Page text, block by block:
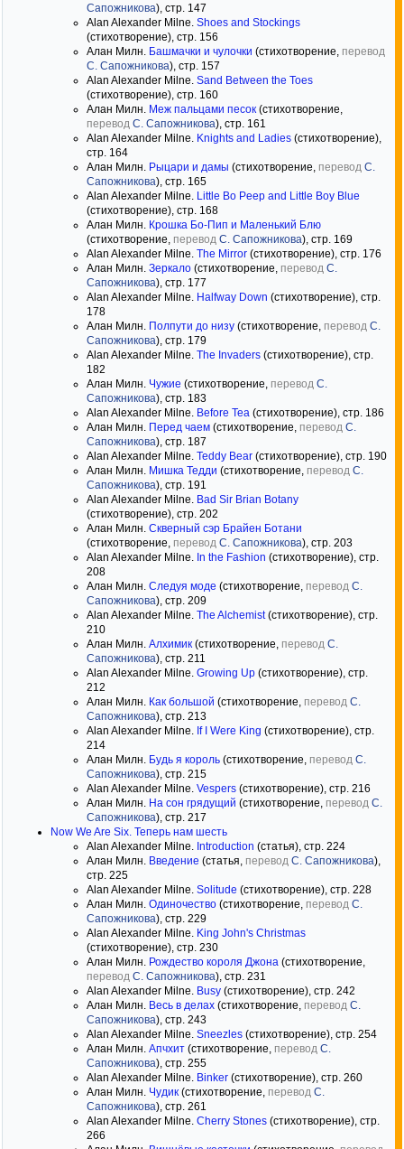
Сапожникова), стр. 147
Alan Alexander Milne. Shoes and Stockings
(стихотворение), стр. 156
Алан Милн. Башмачки и чулочки (стихотворение, перевод
С. Сапожникова), стр. 157
Alan Alexander Milne. Sand Between the Toes
(стихотворение), стр. 160
Алан Милн. Меж пальцами песок (стихотворение,
перевод С. Сапожникова), стр. 161
Alan Alexander Milne. Knights and Ladies (стихотворение),
стр. 164
Алан Милн. Рыцари и дамы (стихотворение, перевод С.
Сапожникова), стр. 165
Alan Alexander Milne. Little Bo Peep and Little Boy Blue
(стихотворение), стр. 168
Алан Милн. Крошка Бо-Пип и Маленький Блю
(стихотворение, перевод С. Сапожникова), стр. 169
Alan Alexander Milne. The Mirror (стихотворение), стр. 176
Алан Милн. Зеркало (стихотворение, перевод С.
Сапожникова), стр. 177
Alan Alexander Milne. Halfway Down (стихотворение), стр.
178
Алан Милн. Полпути до низу (стихотворение, перевод С.
Сапожникова), стр. 179
Alan Alexander Milne. The Invaders (стихотворение), стр.
182
Алан Милн. Чужие (стихотворение, перевод С.
Сапожникова), стр. 183
Alan Alexander Milne. Before Tea (стихотворение), стр. 186
Алан Милн. Перед чаем (стихотворение, перевод С.
Сапожникова), стр. 187
Alan Alexander Milne. Teddy Bear (стихотворение), стр. 190
Алан Милн. Мишка Тедди (стихотворение, перевод С.
Сапожникова), стр. 191
Alan Alexander Milne. Bad Sir Brian Botany
(стихотворение), стр. 202
Алан Милн. Скверный сэр Брайен Ботани
(стихотворение, перевод С. Сапожникова), стр. 203
Alan Alexander Milne. In the Fashion (стихотворение), стр.
208
Алан Милн. Следуя моде (стихотворение, перевод С.
Сапожникова), стр. 209
Alan Alexander Milne. The Alchemist(стихотворение), стр.
210
Алан Милн. Алхимик (стихотворение, перевод С.
Сапожникова), стр. 211
Alan Alexander Milne. Growing Up (стихотворение), стр.
212
Алан Милн. Как большой (стихотворение, перевод С.
Сапожникова), стр. 213
Alan Alexander Milne. If I Were King (стихотворение), стр.
214
Алан Милн. Будь я король (стихотворение, перевод С.
Сапожникова), стр. 215
Alan Alexander Milne. Vespers (стихотворение), стр. 216
Алан Милн. На сон грядущий (стихотворение, перевод С.
Сапожникова), стр. 217
Now We Are Six. Теперь нам шесть
Alan Alexander Milne. Introduction (статья), стр. 224
Алан Милн. Введение (статья, перевод С. Сапожникова),
стр. 225
Alan Alexander Milne. Solitude (стихотворение), стр. 228
Алан Милн. Одиночество (стихотворение, перевод С.
Сапожникова), стр. 229
Alan Alexander Milne. King John's Christmas
(стихотворение), стр. 230
Алан Милн. Рождество короля Джона (стихотворение,
перевод С. Сапожникова), стр. 231
Alan Alexander Milne. Busy (стихотворение), стр. 242
Алан Милн. Весь в делах (стихотворение, перевод С.
Сапожникова), стр. 243
Alan Alexander Milne. Sneezles (стихотворение), стр. 254
Алан Милн. Апчхит (стихотворение, перевод С.
Сапожникова), стр. 255
Alan Alexander Milne. Binker (стихотворение), стр. 260
Алан Милн. Чудик (стихотворение, перевод С.
Сапожникова), стр. 261
Alan Alexander Milne. Cherry Stones (стихотворение), стр.
266